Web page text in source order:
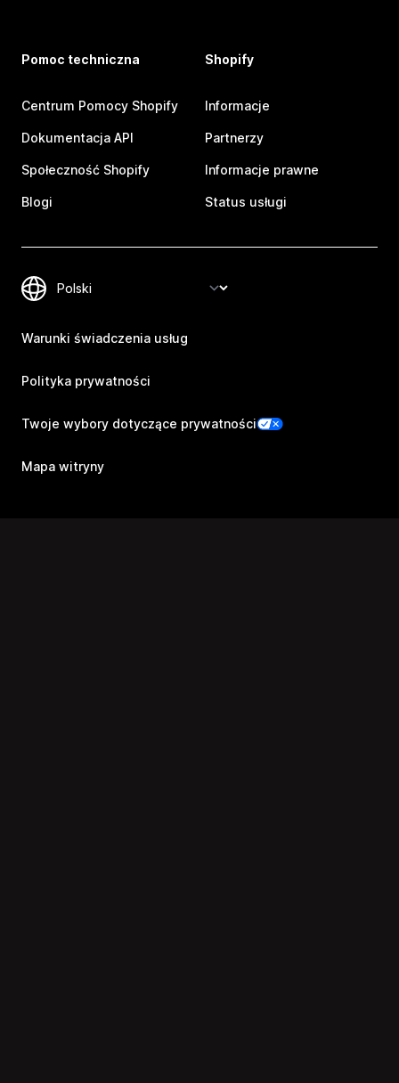
Pomoc techniczna
Centrum Pomocy Shopify
Dokumentacja API
Społeczność Shopify
Blogi
Shopify
Informacje
Partnerzy
Informacje prawne
Status usługi
Warunki świadczenia usług
Polityka prywatności
Twoje wybory dotyczące prywatności
Mapa witryny